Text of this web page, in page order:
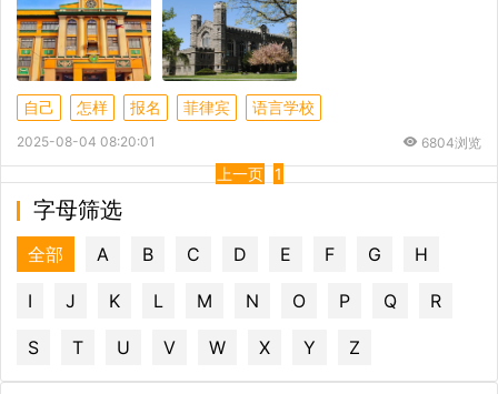
自己 怎样 报名 菲律宾 语言学校
2025-08-04 08:20:01 6804浏览
上一页 1
字母筛选
全部 A B C D E F G H
I J K L M N O P Q R
S T U V W X Y Z